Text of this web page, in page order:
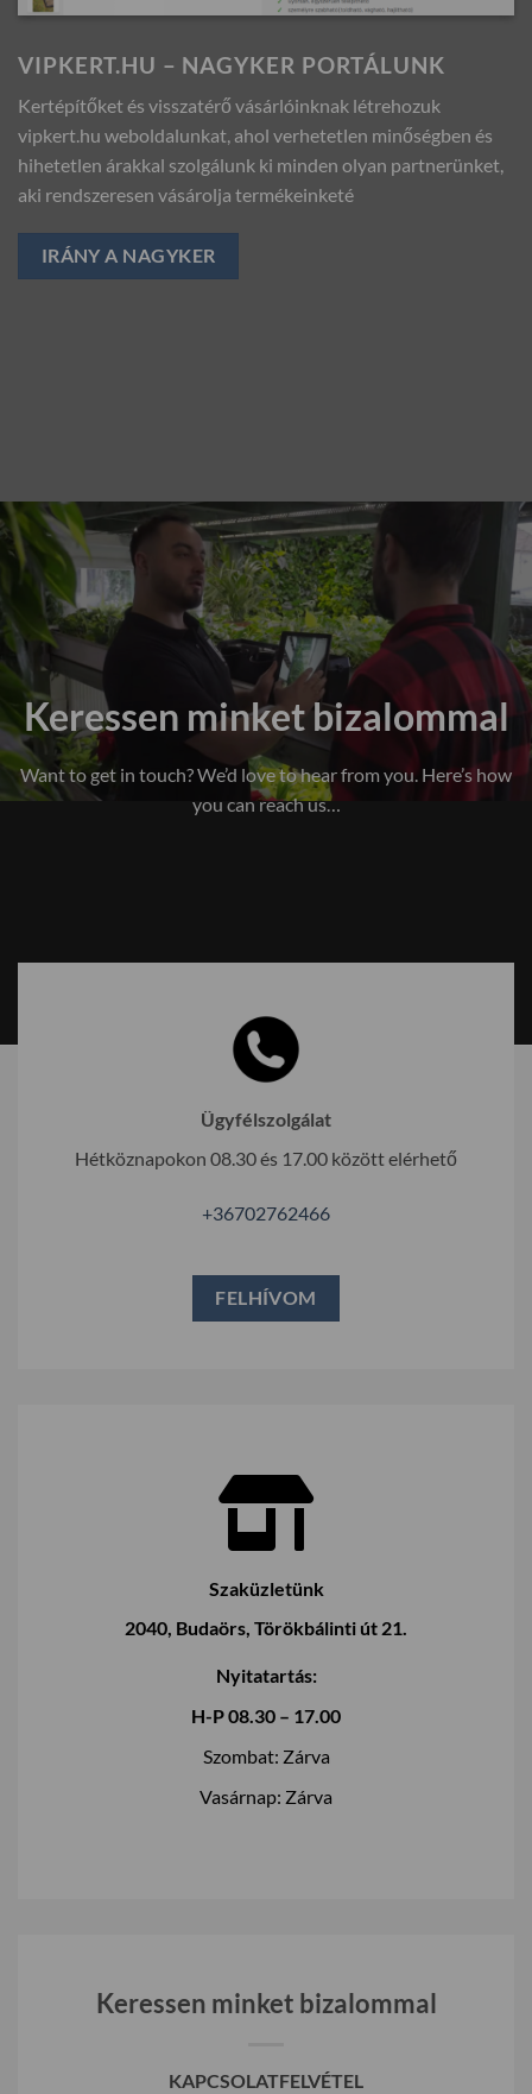
VIPKERT.HU – NAGYKER PORTÁLUNK
Kertépítőket és visszatérő vásárlóinknak létrehozuk
vipkert.hu weboldalunkat, ahol verhetetlen minőségben és
hihetetlen árakkal szolgálunk ki minden olyan partnerünket,
aki rendszeresen vásárolja termékeinketé
IRÁNY A NAGYKER
Keressen minket bizalommal
Want to get in touch? We’d love to hear from you. Here’s how
you can reach us…
Ügyfélszolgálat
Hétköznapokon 08.30 és 17.00 között elérhető
+36702762466
FELHÍVOM
Szaküzletünk
2040, Budaörs, Törökbálinti út 21.
Nyitatartás:
H-P 08.30 – 17.00
Szombat: Zárva
Vasárnap: Zárva
Keressen minket bizalommal
KAPCSOLATFELVÉTEL